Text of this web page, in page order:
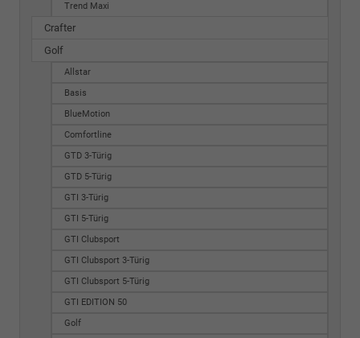
Trend Maxi
Crafter
Golf
Allstar
Basis
BlueMotion
Comfortline
GTD 3-Türig
GTD 5-Türig
GTI 3-Türig
GTI 5-Türig
GTI Clubsport
GTI Clubsport 3-Türig
GTI Clubsport 5-Türig
GTI EDITION 50
Golf